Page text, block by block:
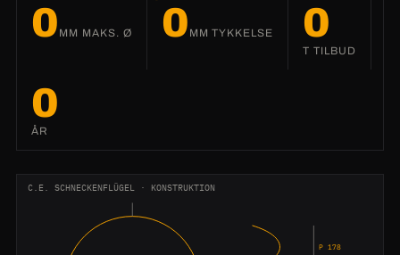
0 MM MAKS. Ø 0 MM TYKKELSE 0
T TILBUD
0
ÅR
C.E. SCHNECKENFLÜGEL · KONSTRUKTION
P 178